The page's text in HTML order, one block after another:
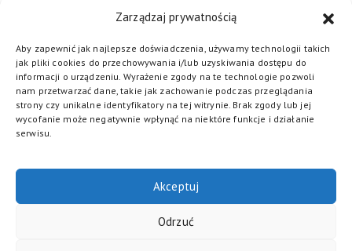
Zarządzaj prywatnością
Aby zapewnić jak najlepsze doświadczenia, używamy technologii takich
jak pliki cookies do przechowywania i/lub uzyskiwania dostępu do
informacji o urządzeniu. Wyrażenie zgody na te technologie pozwoli
nam przetwarzać dane, takie jak zachowanie podczas przeglądania
strony czy unikalne identyfikatory na tej witrynie. Brak zgody lub jej
wycofanie może negatywnie wpłynąć na niektóre funkcje i działanie
serwisu.
Akceptuj
Odrzuć
sluzewiec@totalizator.pl
KONTAKT DLA MEDIÓW
media@torsluzewiec.pl
DOŁĄCZ DO NAS